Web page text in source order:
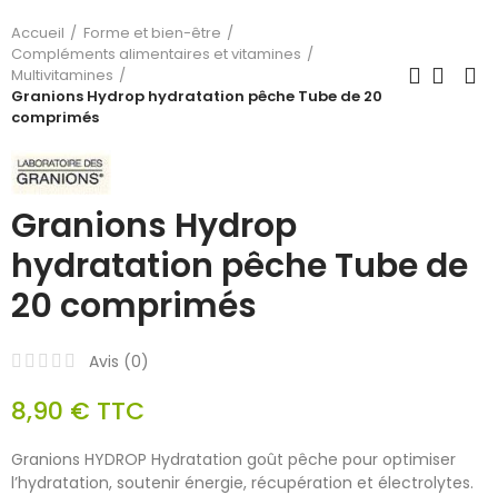
Accueil
Forme et bien-être
Compléments alimentaires et vitamines
Multivitamines
Granions Hydrop hydratation pêche Tube de 20
comprimés
Granions Hydrop
hydratation pêche Tube de
20 comprimés
Avis (0)
8,90 € TTC
Granions HYDROP Hydratation goût pêche pour optimiser
l’hydratation, soutenir énergie, récupération et électrolytes.